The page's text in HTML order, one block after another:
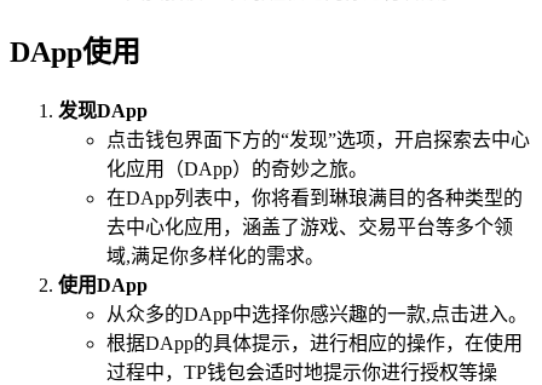
DApp使用
发现DApp
点击钱包界面下方的“发现”选项，开启探索去中心
化应用（DApp）的奇妙之旅。
在DApp列表中，你将看到琳琅满目的各种类型的
去中心化应用，涵盖了游戏、交易平台等多个领
域,满足你多样化的需求。
使用DApp
从众多的DApp中选择你感兴趣的一款,点击进入。
根据DApp的具体提示，进行相应的操作，在使用
过程中，TP钱包会适时地提示你进行授权等操